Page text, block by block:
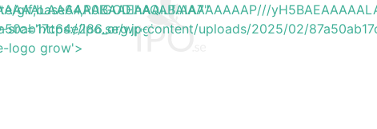
gif;base64,R0lGODlhAQABAIAAAAAAAP///
ipo.se/wp-content/uploads/2025/02/
logo grow'>